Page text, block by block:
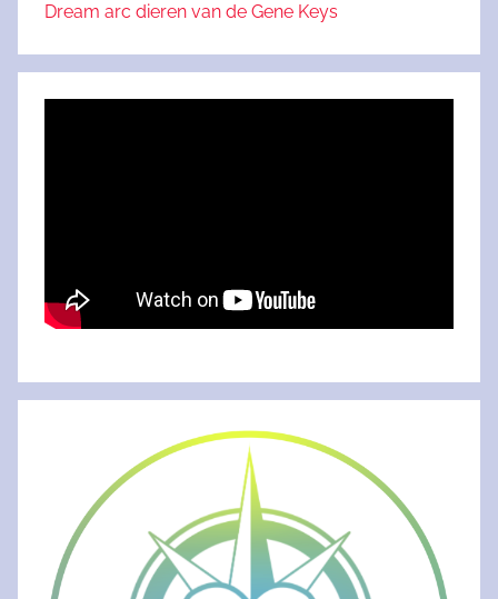
Dream arc dieren van de Gene Keys